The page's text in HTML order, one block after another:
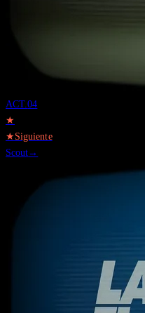
ACT.04
★
★Siguiente
Scout→